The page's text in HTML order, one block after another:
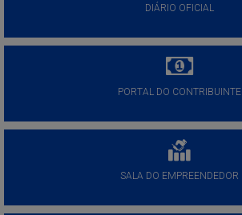
DIÁRIO OFICIAL
PORTAL DO CONTRIBUINTE
SALA DO EMPREENDEDOR